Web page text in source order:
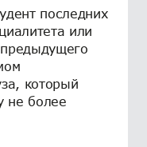
последних
или
который
не более